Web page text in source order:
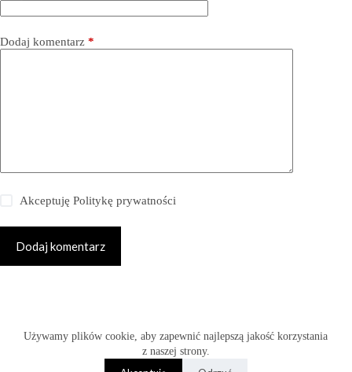
Używamy plików cookie, aby zapewnić najlepszą jakość korzystania
z naszej strony.
Dodaj komentarz *
AkceptujęPolitykę prywatności
Dodaj komentarz
www.fabryka-slubow.com.pl